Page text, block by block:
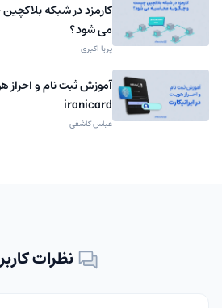
کارمزد در شبکه
می شود؟
پریا اکبری
آموزش ثبت نام و احراز
iranicard
عباس کاشفی
نظرات